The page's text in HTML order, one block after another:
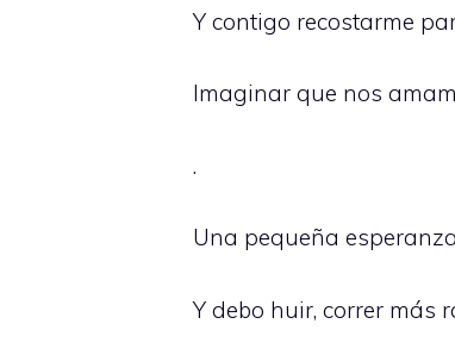
Y contigo recostarme
Imaginar que nos
.
Una pequeña
Y debo huir, correr más